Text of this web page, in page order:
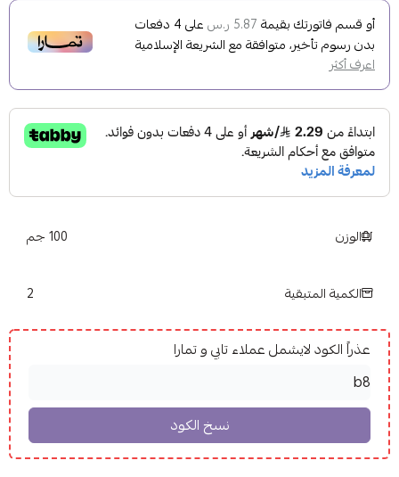
أو قسم فاتورتك بقيمة 5.87 ر.س على4 دفعات
بدون رسوم تأخير، متوافقة مع الشريعة الإسلامية
اعرف أكثر
الوزن 100 جم
الكمية المتبقية 2
عذراً الكود لايشمل عملاء تابي و تمارا